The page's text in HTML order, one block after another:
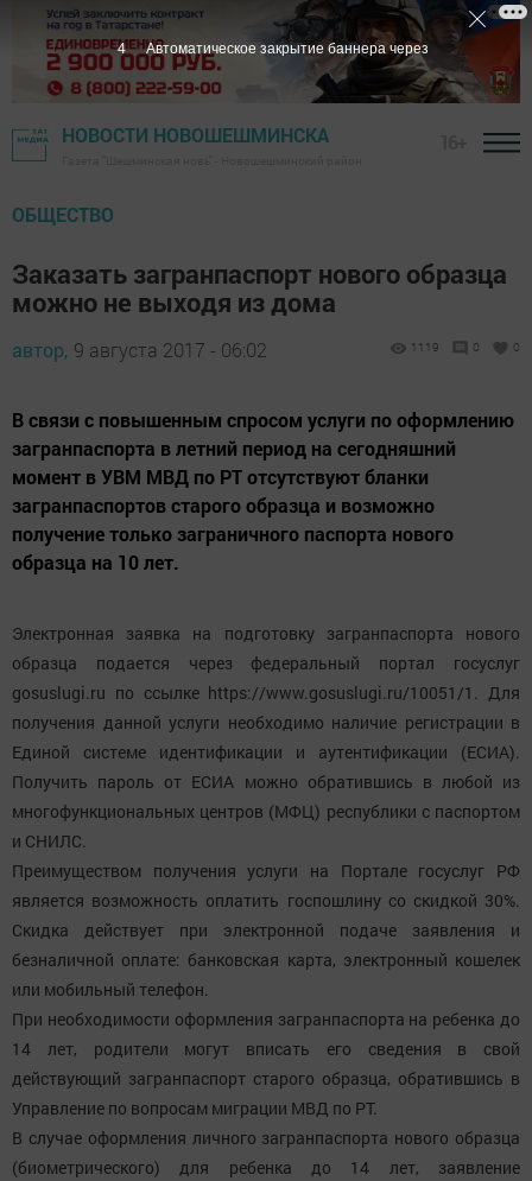
НОВОСТИ НОВОШЕШМИНСКА
ОБЩЕСТВО
Заказать загранпаспорт нового образца
можно не выходя из дома
автор, 9 августа 2017 - 06:02 1119 0 0
В связи с повышенным спросом услуги по оформлению
загранпаспорта в летний период на сегодняшний
момент в УВМ МВД по РТ отсутствуют бланки
загранпаспортов старого образца и возможно
получение только заграничного паспорта нового
образца на 10 лет.
Электронная заявка на подготовку загранпаспорта нового
образца подается через федеральный портал госуслуг
gosuslugi.ru по ссылке https://www.gosuslugi.ru/10051/1. Для
получения данной услуги необходимо наличие регистрации в
Единой системе идентификации и аутентификации (ЕСИА).
Получить пароль от ЕСИА можно обратившись в любой из
многофункциональных центров (МФЦ) республики с паспортом
и СНИЛС.
Преимуществом получения услуги на Портале госуслуг РФ
является возможность оплатить госпошлину со скидкой 30%.
Скидка действует при электронной подаче заявления и
безналичной оплате: банковская карта, электронный кошелек
или мобильный телефон.
При необходимости оформления загранпаспорта на ребенка до
14 лет, родители могут вписать его сведения в свой
действующий загранпаспорт старого образца, обратившись в
Управление по вопросам миграции МВД по РТ.
В случае оформления личного загранпаспорта нового образца
(биометрического) для ребенка до 14 лет, заявление
3 Автоматическое закрытие баннера через